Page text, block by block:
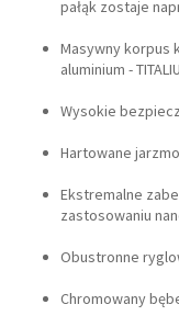
pałąk zostaje
Masywny korpus
aluminium -
Wysokie
Hartowane
Ekstremalne
zastosowaniu
Obustronne
Chromowany